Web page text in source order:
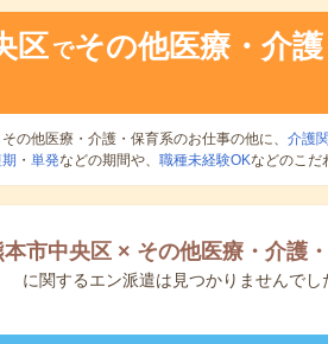
区 でその他医療・介
の他医療・介護・保育系のお仕事の他に、 介護
・ 単発などの期間や、 職種未経験OKなどのこだ
本市中央区 × その他医療・介護
に関するエン派遣は見つかりませんでし